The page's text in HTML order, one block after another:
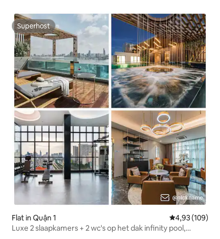
Superhost
Superhost
Flat in Quận 1 Gemiddelde
4,93 (109)
Luxe 2 slaapkamers + 2 wc's op het dak infinity pool,